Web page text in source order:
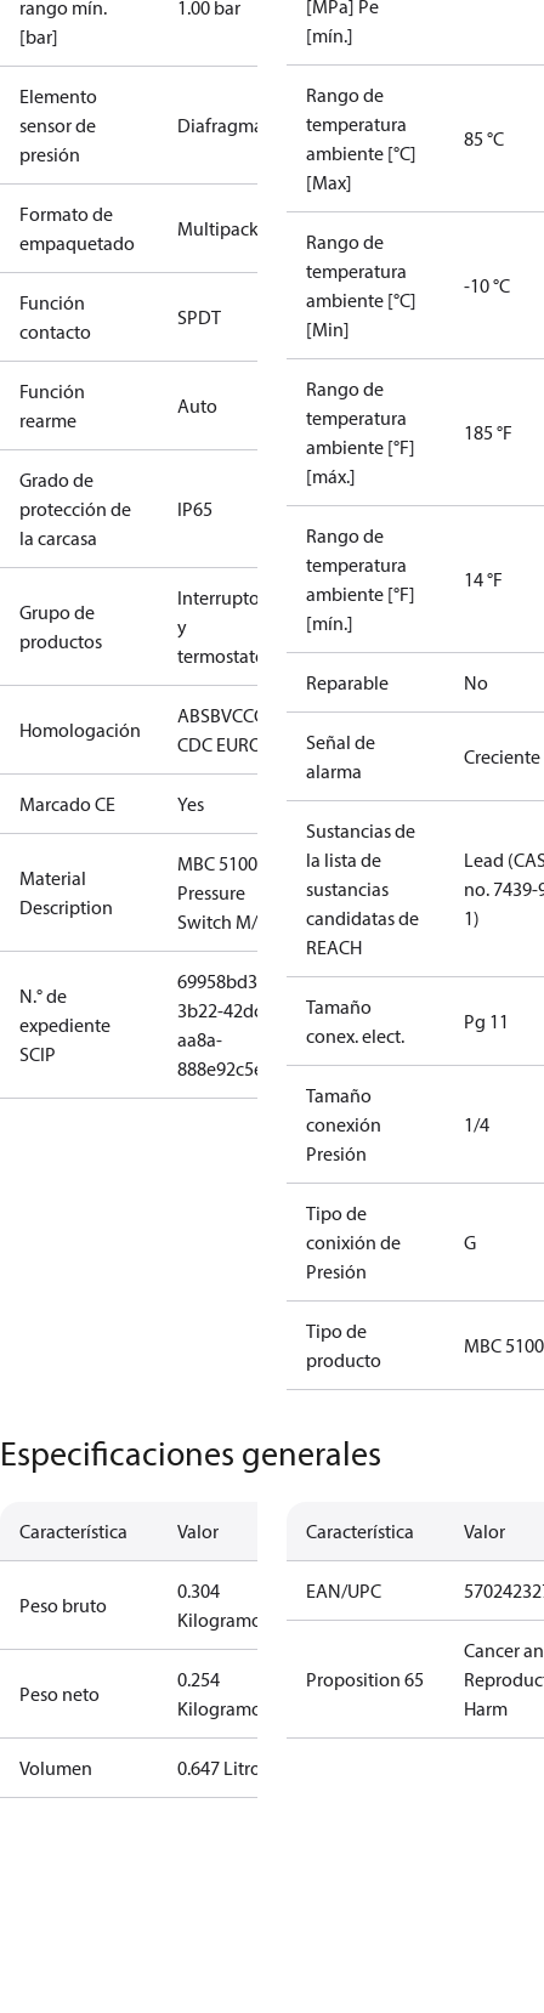
rango mín.
[bar]
1.00 bar
Elemento
sensor de
presión
Diafragma
Formato de
empaquetado
Multipack
Función
contacto
SPDT
Función
rearme
Auto
Grado de
protección de
la carcasa
IP65
Grupo de
productos
Interruptores
y
termostatos
Homologación
ABSBVCCC CCSCECMIMDNVEACGLKRSLLC
CDC EURO-TYSKLRNKKRINA
Marcado CE Yes
Material
Description
MBC 5100
Pressure
Switch M/32
N.° de
expediente
SCIP
69958bd3-
3b22-42dc-
aa8a-
888e92c5e7e8
[MPa] Pe
[mín.]
Rango de
temperatura
ambiente [°C]
[Max]
85 °C
Rango de
temperatura
ambiente [°C]
[Min]
-10 °C
Rango de
temperatura
ambiente [°F]
[máx.]
185 °F
Rango de
temperatura
ambiente [°F]
[mín.]
14 °F
Reparable No
Señal de
alarma
Creciente
Sustancias de
la lista de
sustancias
candidatas de
REACH
Lead
no. 7439-
1)
Tamaño
conex. elect.
Pg 11
Tamaño
conexión
Presión
1/4
Tipo de
conixión de
Presión
G
Tipo de
producto
MBC 5100
Especificaciones generales
Característica Valor
Peso bruto
0.304
Kilogramo
Peso neto
0.254
Kilogramo
Volumen 0.647 Litro
Característica Valor
EAN/UPC
Proposition 65
Cancer
Harm